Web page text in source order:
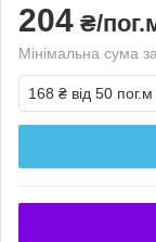
204 ₴/
Мінімальна сума
168 ₴ від 50 пог.м